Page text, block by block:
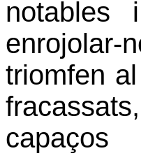
notables
triomfen